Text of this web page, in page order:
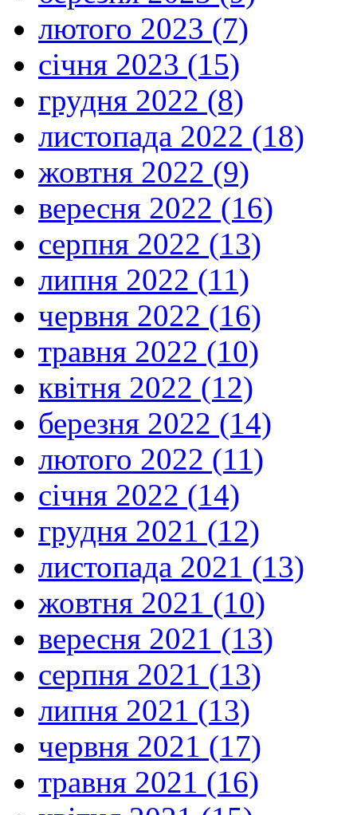
лютого 2023 (7)
січня 2023 (15)
грудня 2022 (8)
листопада 2022 (18)
жовтня 2022 (9)
вересня 2022 (16)
серпня 2022 (13)
липня 2022 (11)
червня 2022 (16)
травня 2022 (10)
квітня 2022 (12)
березня 2022 (14)
лютого 2022 (11)
січня 2022 (14)
грудня 2021 (12)
листопада 2021 (13)
жовтня 2021 (10)
вересня 2021 (13)
серпня 2021 (13)
липня 2021 (13)
червня 2021 (17)
травня 2021 (16)